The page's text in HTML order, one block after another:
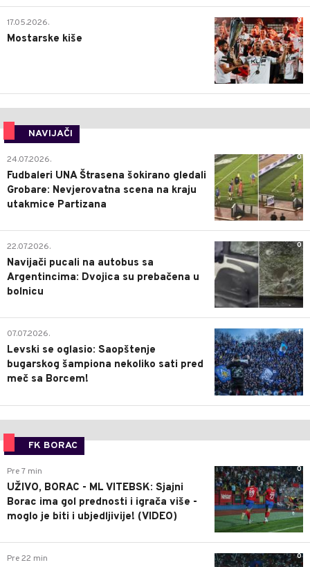
0
17.05.2026.
Mostarske kiše
NAVIJAČI
0
24.07.2026.
Fudbaleri UNA Štrasena šokirano gledali
Grobare: Nevjerovatna scena na kraju
utakmice Partizana
0
22.07.2026.
Navijači pucali na autobus sa
Argentincima: Dvojica su prebačena u
bolnicu
1
07.07.2026.
Levski se oglasio: Saopštenje
bugarskog šampiona nekoliko sati pred
meč sa Borcem!
FK BORAC
0
Pre 7 min
UŽIVO, BORAC - ML VITEBSK: Sjajni
Borac ima gol prednosti i igrača više -
moglo je biti i ubjedljivije! (VIDEO)
0
Pre 22 min